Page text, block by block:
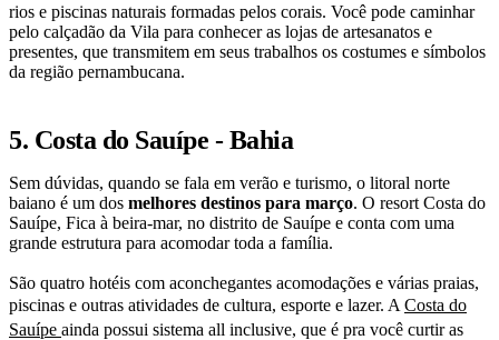
rios e piscinas naturais formadas pelos corais. Você pode caminhar
pelo calçadão da Vila para conhecer as lojas de artesanatos e
presentes, que transmitem em seus trabalhos os costumes e símbolos
da região pernambucana.
5. Costa do Sauípe - Bahia
Sem dúvidas, quando se fala em verão e turismo, o litoral norte
baiano é um dos melhores destinos para março. O resort Costa do
Sauípe, Fica à beira-mar, no distrito de Sauípe e conta com uma
grande estrutura para acomodar toda a família.
São quatro hotéis com aconchegantes acomodações e várias praias,
piscinas e outras atividades de cultura, esporte e lazer. A Costa do
Sauípe ainda possui sistema all inclusive, que é pra você curtir as